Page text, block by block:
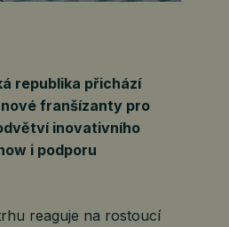
republika přichází
franšízanty pro
inovativního
i podporu
reaguje na rostoucí